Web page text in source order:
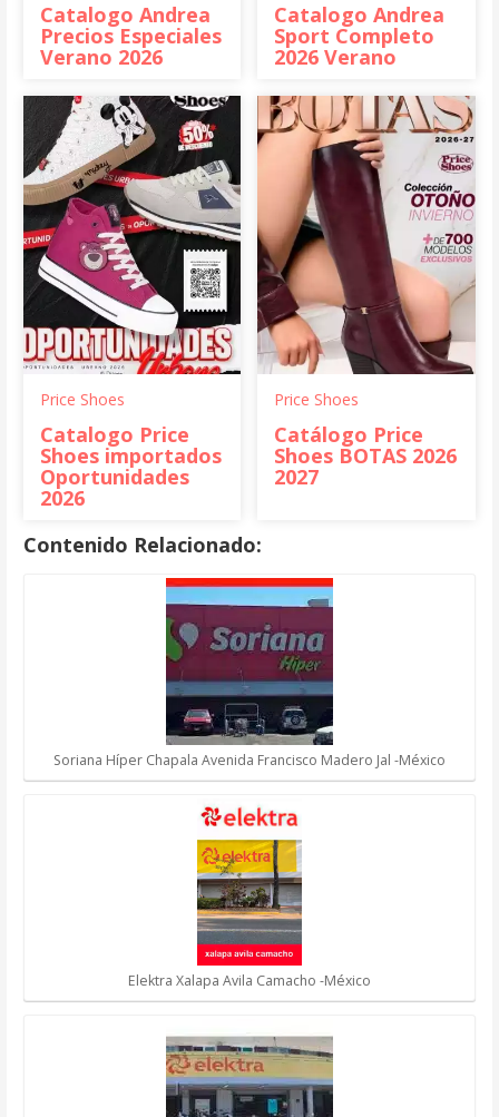
Catalogo Andrea
Precios Especiales
Verano 2026
Catalogo Andrea
Sport Completo
2026 Verano
Price Shoes
Catalogo Price
Shoes importados
Oportunidades
2026
Price Shoes
Catálogo Price
Shoes BOTAS 2026
2027
Contenido Relacionado:
Soriana Híper Chapala Avenida Francisco Madero Jal -México
Elektra Xalapa Avila Camacho -México